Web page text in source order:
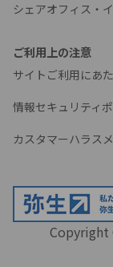
シェアオフィス・
ご利用上の注意
サイトご利用にあ
情報セキュリティ
カスタマーハラス
Copyright